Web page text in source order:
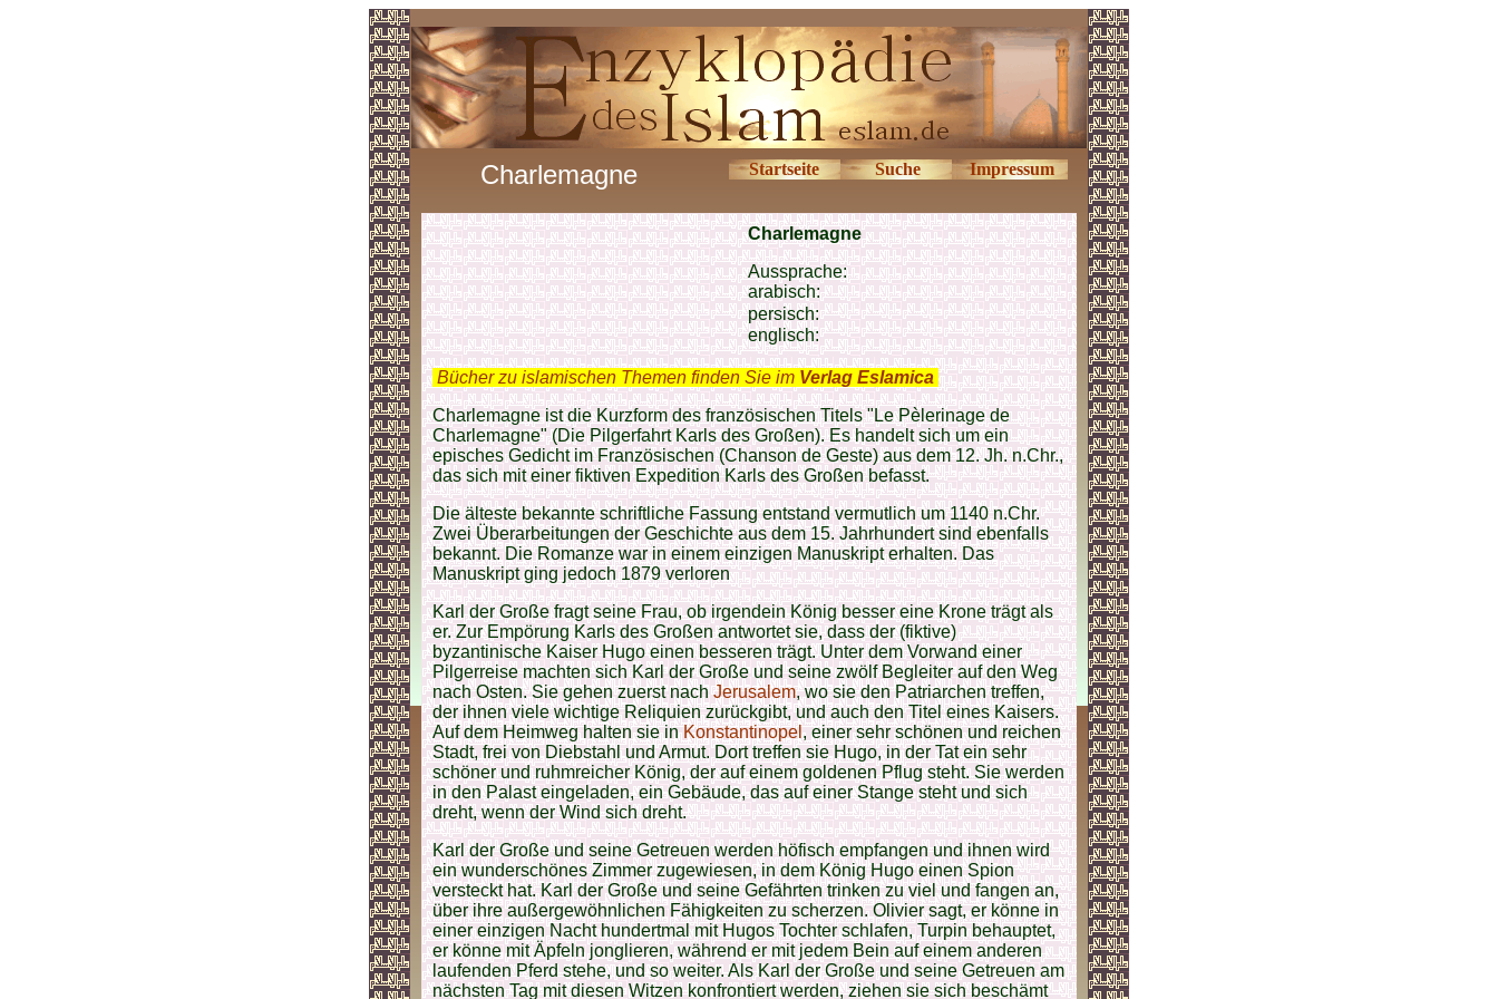
Charlemagne Startseite Suche Impressum
Charlemagne
Aussprache:
arabisch:
persisch:
englisch:
Bücher zu islamischen Themen finden Sie im Verlag Eslamica
Charlemagne ist die Kurzform des französischen Titels "Le Pèlerinage de
Charlemagne" (Die Pilgerfahrt Karls des Großen). Es handelt sich um ein
episches Gedicht im Französischen (Chanson de Geste) aus dem 12. Jh. n.Chr.,
das sich mit einer fiktiven Expedition Karls des Großen befasst.
Die älteste bekannte schriftliche Fassung entstand vermutlich um 1140 n.Chr.
Zwei Überarbeitungen der Geschichte aus dem 15. Jahrhundert sind ebenfalls
bekannt. Die Romanze war in einem einzigen Manuskript erhalten. Das
Manuskript ging jedoch 1879 verloren
Karl der Große fragt seine Frau, ob irgendein König besser eine Krone trägt als
er. Zur Empörung Karls des Großen antwortet sie, dass der (fiktive)
byzantinische Kaiser Hugo einen besseren trägt. Unter dem Vorwand einer
Pilgerreise machten sich Karl der Große und seine zwölf Begleiter auf den Weg
nach Osten. Sie gehen zuerst nachJerusalem, wo sie den Patriarchen treffen,
der ihnen viele wichtige Reliquien zurückgibt, und auch den Titel eines Kaisers.
Auf dem Heimweg halten sie inKonstantinopel, einer sehr schönen und reichen
Stadt, frei von Diebstahl und Armut. Dort treffen sie Hugo, in der Tat ein sehr
schöner und ruhmreicher König, der auf einem goldenen Pflug steht. Sie werden
in den Palast eingeladen, ein Gebäude, das auf einer Stange steht und sich
dreht, wenn der Wind sich dreht.
Karl der Große und seine Getreuen werden höfisch empfangen und ihnen wird
ein wunderschönes Zimmer zugewiesen, in dem König Hugo einen Spion
versteckt hat. Karl der Große und seine Gefährten trinken zu viel und fangen an,
über ihre außergewöhnlichen Fähigkeiten zu scherzen. Olivier sagt, er könne in
einer einzigen Nacht hundertmal mit Hugos Tochter schlafen, Turpin behauptet,
er könne mit Äpfeln jonglieren, während er mit jedem Bein auf einem anderen
laufenden Pferd stehe, und so weiter. Als Karl der Große und seine Getreuen am
nächsten Tag mit diesen Witzen konfrontiert werden, ziehen sie sich beschämt